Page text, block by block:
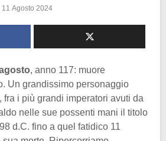
11 Agosto 2024
, anno 117: muore
Un grandissimo personaggio
fra i più grandi imperatori avuti da
nelle sue possenti mani il titolo
d.C. fino a quel fatidico 11